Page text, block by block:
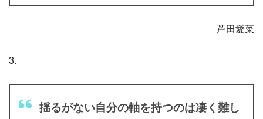
芦田愛菜
3.
揺るがない自分の軸を持つのは凄く難し